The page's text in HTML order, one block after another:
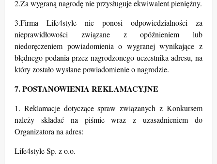
2.Za wygraną nagrodę nie przysługuje ekwiwalent pieniężny.
3.Firma Life4style nie ponosi odpowiedzialności za
nieprawidłowości związane z opóźnieniem lub
niedoręczeniem powiadomienia o wygranej wynikające z
błędnego podania przez nagrodzonego uczestnika adresu, na
który zostało wysłane powiadomienie o nagrodzie.
7. POSTANOWIENIA REKLAMACYJNE
1. Reklamacje dotyczące spraw związanych z Konkursem
należy składać na piśmie wraz z uzasadnieniem do
Organizatora na adres:
Life4style Sp. z o.o.